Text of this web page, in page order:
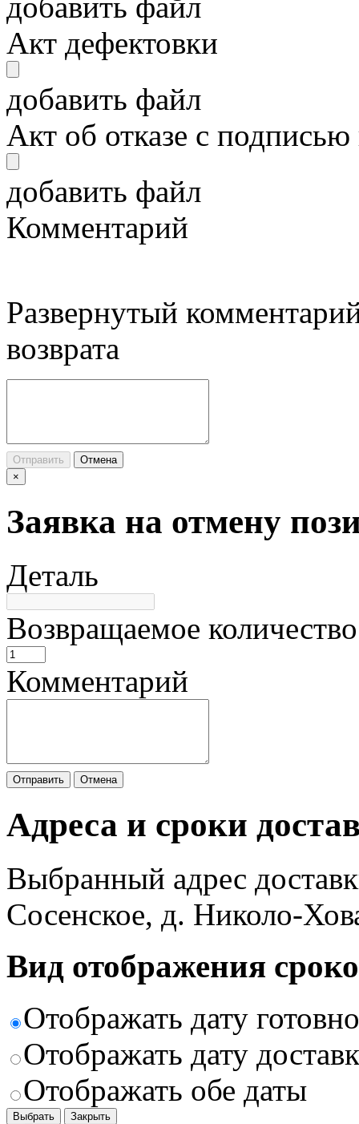
добавить файл
Акт дефектовки
добавить файл
Акт об отказе с
добавить файл
Комментарий
Развернутый
возврата
Отправить
Отмена
×
Заявка на отмену
Деталь
Возвращаемое количество
Комментарий
Отправить Отмена
Адреса и сроки
Выбранный адрес
Сосенское, д. Николо-
Вид отображения
Отображать дату
Отображать дату
Отображать обе даты
Выбрать
Закрыть